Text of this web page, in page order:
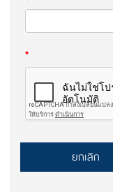
*
ยกเลิก